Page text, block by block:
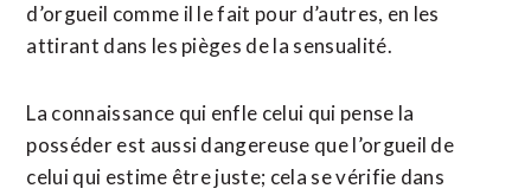
d’orgueil comme il le fait pour d’autres, en les
attirant dans les pièges de la sensualité.
La connaissance qui enfle celui qui pense la
posséder est aussi dangereuse que l’orgueil de
celui qui estime être juste; cela se vérifie dans